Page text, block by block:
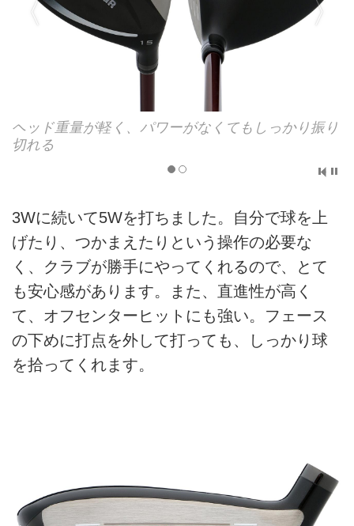
ヘッド重量が軽く、パワーがなくてもしっかり振り
切れる
ソール後方のウェートで深重心を実現
3Wに続いて5Wを打ちました。自分で球を上
げたり、つかまえたりという操作の必要な
く、クラブが勝手にやってくれるので、とて
も安心感があります。また、直進性が高く
て、オフセンターヒットにも強い。フェース
の下めに打点を外して打っても、しっかり球
を拾ってくれます。